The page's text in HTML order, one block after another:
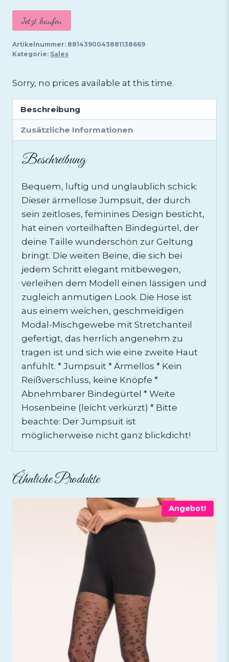
Preis
war:
95,95 € 75,95 €.
Jetzt kaufen
Artikelnummer: 8814390043881138669
Kategorie: Sales
Sorry, no prices available at this time.
Beschreibung
Zusätzliche Informationen
Beschreibung
Bequem, luftig und unglaublich schick:
Dieser ärmellose Jumpsuit, der durch
sein zeitloses, feminines Design besticht,
hat einen vorteilhaften Bindegürtel, der
deine Taille wunderschön zur Geltung
bringt. Die weiten Beine, die sich bei
jedem Schritt elegant mitbewegen,
verleihen dem Modell einen lässigen und
zugleich anmutigen Look. Die Hose ist
aus einem weichen, geschmeidigen
Modal-Mischgewebe mit Stretchanteil
gefertigt, das herrlich angenehm zu
tragen ist und sich wie eine zweite Haut
anfühlt. * Jumpsuit * Ärmellos * Kein
Reißverschluss, keine Knöpfe *
Abnehmbarer Bindegürtel * Weite
Hosenbeine (leicht verkürzt) * Bitte
beachte: Der Jumpsuit ist
möglicherweise nicht ganz blickdicht!
Ähnliche Produkte
Angebot!